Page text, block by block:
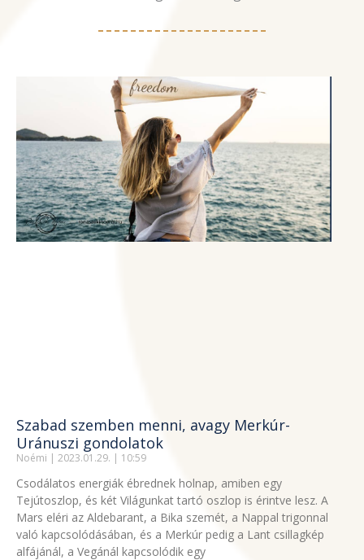
Szabad szemben menni, avagy Merkúr-
Uránuszi gondolatok
Noémi 2023.01.29. 10:59
Csodálatos energiák ébrednek holnap, amiben egy
Tejútoszlop, és két Világunkat tartó oszlop is érintve lesz. A
Mars eléri az Aldebarant, a Bika szemét, a Nappal trigonnal
való kapcsolódásában, és a Merkúr pedig a Lant csillagkép
alfájánál, a Vegánál kapcsolódik egy